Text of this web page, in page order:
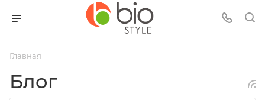
Главная
Блог